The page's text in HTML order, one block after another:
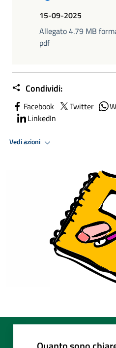
15-09-2025
Allegato 4.79 MB
pdf
Condividi:
Facebook Twitter
LinkedIn
Vedi azioni